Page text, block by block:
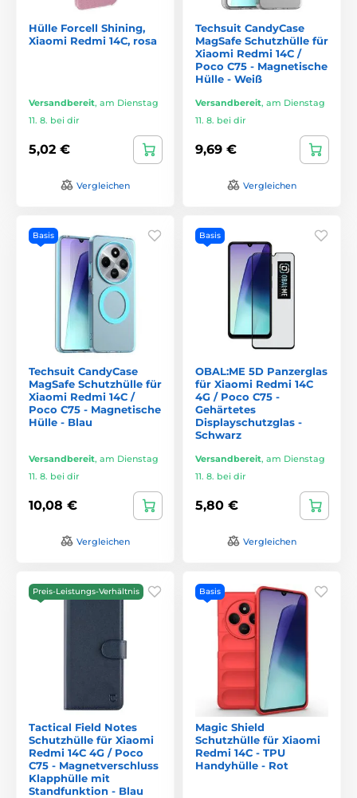
Hülle Forcell Shining,
Xiaomi Redmi 14C, rosa
Versandbereit, am Dienstag
11. 8. bei dir
5,02 €
Vergleichen
Techsuit CandyCase
MagSafe Schutzhülle für
Xiaomi Redmi 14C /
Poco C75 - Magnetische
Hülle - Weiß
Versandbereit, am Dienstag
11. 8. bei dir
9,69 €
Vergleichen
Basis
Techsuit CandyCase
MagSafe Schutzhülle für
Xiaomi Redmi 14C /
Poco C75 - Magnetische
Hülle - Blau
Versandbereit, am Dienstag
11. 8. bei dir
10,08 €
Vergleichen
Basis
OBAL:ME 5D Panzerglas
für Xiaomi Redmi 14C
4G / Poco C75 -
Gehärtetes
Displayschutzglas -
Schwarz
Versandbereit, am Dienstag
11. 8. bei dir
5,80 €
Vergleichen
Preis-Leistungs-Verhältnis
Tactical Field Notes
Schutzhülle für Xiaomi
Redmi 14C 4G / Poco
C75 - Magnetverschluss
Klapphülle mit
Standfunktion - Blau
Basis
Magic Shield
Schutzhülle für Xiaomi
Redmi 14C - TPU
Handyhülle - Rot